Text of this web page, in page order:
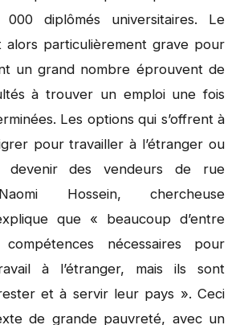
diplômés universitaires. Le
alors particulièrement grave pour
un grand nombre éprouvent de
à trouver un emploi une fois
Les options qui s’offrent à
pour travailler à l’étranger ou
des vendeurs de rue
Hossein, chercheuse
que « beaucoup d’entre
nécessaires pour
à l’étranger, mais ils sont
et à servir leur pays ». Ceci
de grande pauvreté, avec un